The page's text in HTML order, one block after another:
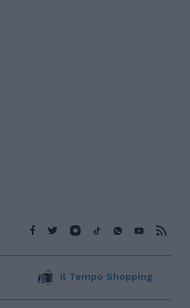
Il Tempo Shopping